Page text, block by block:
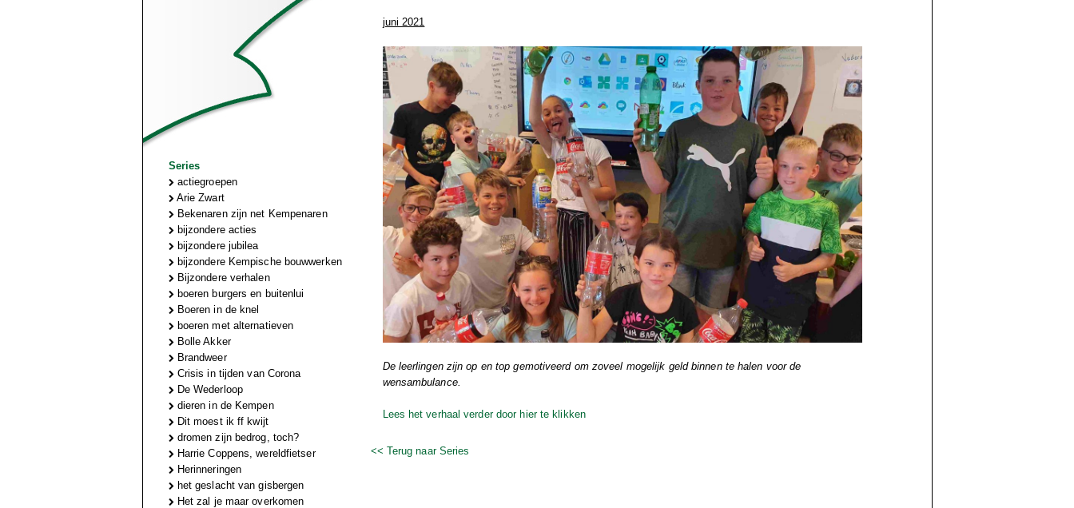
Series
actiegroepen
Arie Zwart
Bekenaren zijn net Kempenaren
bijzondere acties
bijzondere jubilea
bijzondere Kempische bouwwerken
Bijzondere verhalen
boeren burgers en buitenlui
Boeren in de knel
boeren met alternatieven
Bolle Akker
Brandweer
Crisis in tijden van Corona
De Wederloop
dieren in de Kempen
Dit moest ik ff kwijt
dromen zijn bedrog, toch?
Harrie Coppens, wereldfietser
Herinneringen
het geslacht van gisbergen
Het zal je maar overkomen
juni 2021
De leerlingen zijn op en top gemotiveerd om zoveel mogelijk geld binnen te halen voor de
wensambulance.
Lees het verhaal verder door hier te klikken
<< Terug naar Series